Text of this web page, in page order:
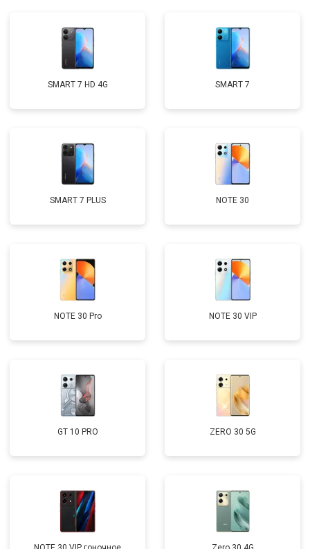
SMART 7 HD 4G SMART 7
SMART 7 PLUS NOTE 30
NOTE 30 Pro NOTE 30 VIP
GT 10 PRO ZERO 30 5G